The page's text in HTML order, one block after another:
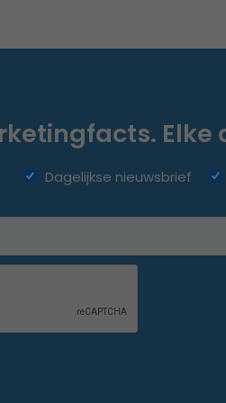
Elke
Dagelijkse nieuwsbrief